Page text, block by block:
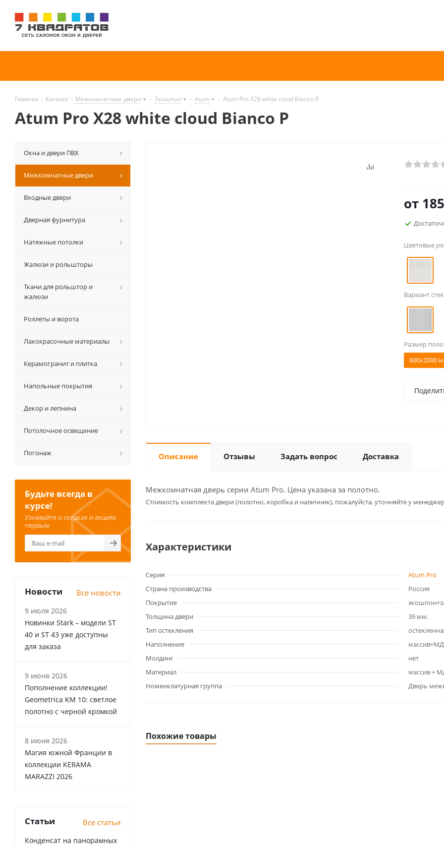
Главная - Каталог - Межкомнатные двери - Экошпон - Atum - Atum Pro Х28 white cloud Bianco P
Atum Pro Х28 white cloud Bianco P
от
Цветовые
Вариант
Размер
600x2000
Описание Отзывы Задать вопрос Доставка
Межкомнатная дверь серии Atum Pro. Цена указана за полотно.
Cтоимость комплекта двери (полотно, коробка и наличник), пожалуйста, уточняйте у
Характеристики
Серия
Atum Pro
Страна производства
Россия
Покрытие
Толщина двери
39 мм.
Тип остекления
Наполнение
Молдинг
нет
Материал
массив +
Номенклатурная группа
Дверь
Похожие товары
Окна и двери ПВХ
Межкомнатные двери
Входные двери
Дверная фурнитура
Натяжные потолки
Жалюзи и рольшторы
Ткани для рольштор и
жалюзи
Роллеты и ворота
Лакокрасочные материалы
Керамогранит и плитка
Напольные покрытия
Декор и лепнина
Потолочное освещение
Погонаж
Будьте всегда в
курсе!
Узнавайте о скидках и акциях
первым
Новости Все новости
9 июля 2026
Новинки Stark – модели ST
40 и ST 43 уже доступны
для заказа
9 июня 2026
Пополнение коллекции!
Geometrica KM 10: светлое
полотно с черной кромкой
8 июня 2026
Магия южной Франции в
коллекции KERAMA
MARAZZI 2026
Статьи Все статьи
Конденсат на панорамных